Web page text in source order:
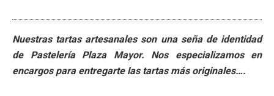
Nuestras tartas artesanales son una seña de identidad
de Pastelería Plaza Mayor. Nos especializamos en
encargos para entregarte las tartas más originales….